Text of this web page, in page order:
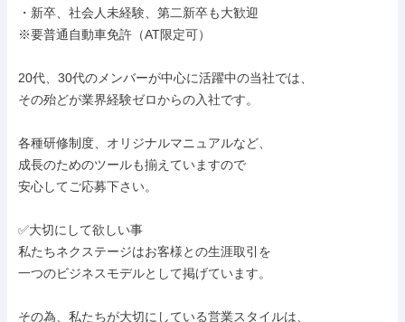
・新卒、社会人未経験、第二新卒も大歓迎
※要普通自動車免許（AT限定可）
20代、30代のメンバーが中心に活躍中の当社では、
その殆どが業界経験ゼロからの入社です。
各種研修制度、オリジナルマニュアルなど、
成長のためのツールも揃えていますので
安心してご応募下さい。
✅大切にして欲しい事
私たちネクステージはお客様との生涯取引を
一つのビジネスモデルとして掲げています。
その為、私たちが大切にしている営業スタイルは、